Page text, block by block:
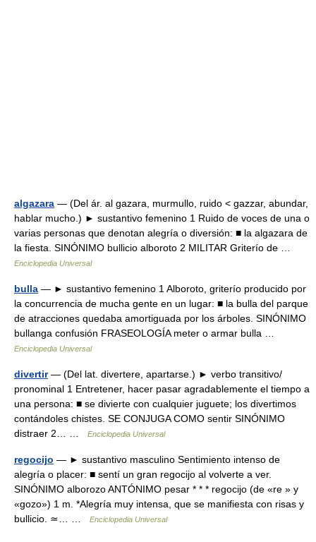
algazara — (Del ár. al gazara, murmullo, ruido < gazzar, abundar,
hablar mucho.) ► sustantivo femenino 1 Ruido de voces de una o
varias personas que denotan alegría o diversión: ■ la algazara de
la fiesta. SINÓNIMO bullicio alboroto 2 MILITAR Griterío de …
Enciclopedia Universal
bulla — ► sustantivo femenino 1 Alboroto, griterío producido por
la concurrencia de mucha gente en un lugar: ■ la bulla del parque
de atracciones quedaba amortiguada por los árboles. SINÓNIMO
bullanga confusión FRASEOLOGÍA meter o armar bulla …
Enciclopedia Universal
divertir— (Del lat. divertere, apartarse.) ► verbo transitivo/
pronominal 1 Entretener, hacer pasar agradablemente el tiempo a
una persona: ■ se divierte con cualquier juguete; los divertimos
contándoles chistes. SE CONJUGA COMO sentir SINÓNIMO
distraer 2… …
Enciclopedia Universal
regocijo — ► sustantivo masculino Sentimiento intenso de
alegría o placer: ■ sentí un gran regocijo al volverte a ver.
SINÓNIMO alborozo ANTÓNIMO pesar * * * regocijo (de «re » y
«gozo») 1 m. *Alegría muy intensa, que se manifiesta con risas y
bullicio. ≃… …
Enciclopedia Universal